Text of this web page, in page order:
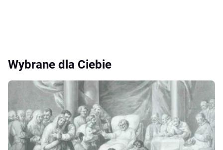
Wybrane dla Ciebie